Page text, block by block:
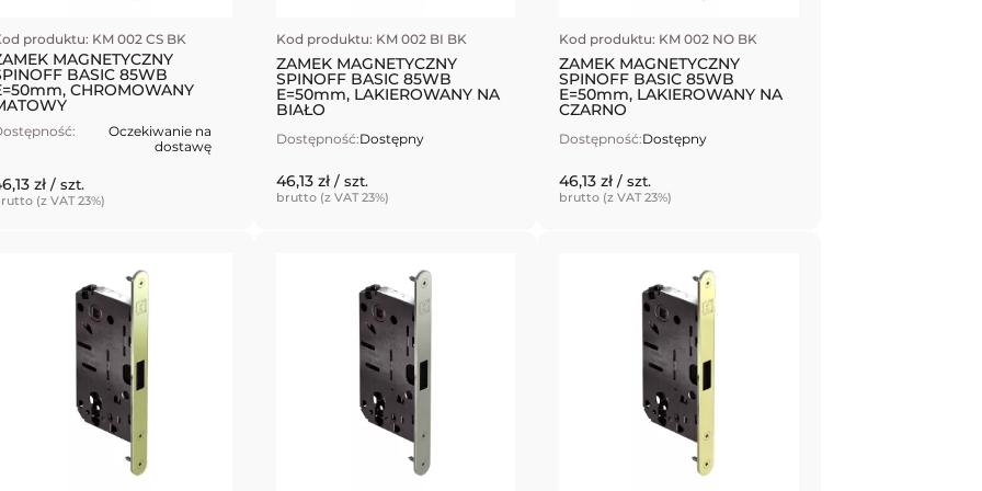
produktu: KM 002 CS BK
MAGNETYCZNY
BASIC 85WB
CHROMOWANY
Oczekiwanie na
dostawę
zł / szt.
(z VAT 23%)
Kod produktu: KM 002 BI BK
ZAMEK MAGNETYCZNY
SPINOFF BASIC 85WB
E=50mm, LAKIEROWANY NA
BIAŁO
Dostępność:Dostępny
46,13 zł / szt.
brutto (z VAT 23%)
Kod produktu: KM 002 NO BK
ZAMEK MAGNETYCZNY
SPINOFF BASIC 85WB
E=50mm, LAKIEROWANY NA
CZARNO
Dostępność:Dostępny
46,13 zł/ szt.
brutto (z VAT 23%)